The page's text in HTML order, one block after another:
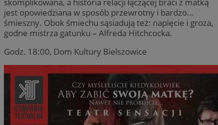
jest opowiedziana w sposób przewrotny i bardzo…
śmieszny. Obok śmiechu sąsiadują też: napięcie i groza,
godne mistrza gatunku – Alfreda Hitchcocka.
Godz. 18:00, Dom Kultury Bielszowice